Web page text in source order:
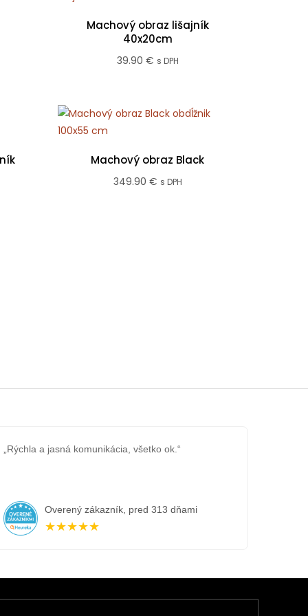
Machový obraz lišajník
40x20cm
39.90 € s DPH
Machový obraz Black
349.90 € s DPH
„Rýchla a jasná komunikácia, všetko ok.“
Overený zákazník, pred 313 dňami
★★★★★